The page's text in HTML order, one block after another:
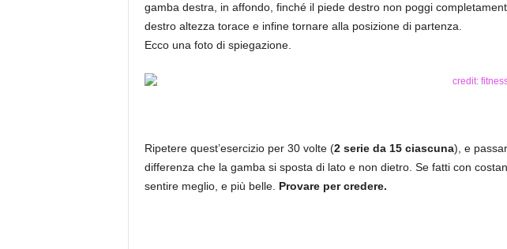
gamba destra, in affondo, finché il piede destro non poggi
destro altezza torace e infine tornare alla posizione di partenza.
Ecco una foto di spiegazione.
Ripetere quest’esercizio per 30 volte (2 serie da 15 ciascuna), e
differenza che la gamba si sposta di lato e non dietro. Se fatti con
sentire meglio, e più belle. Provare per credere.